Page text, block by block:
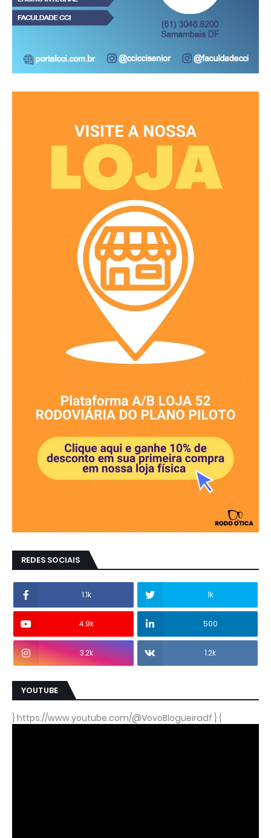
REDES SOCIAIS
1.1k 1k
4.9k 500
3.2k 1.2k
YOUTUBE
} https://www.youtube.com/@VovoBlogueiradf } {